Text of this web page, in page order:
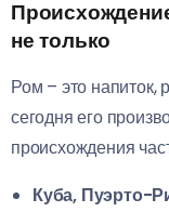
не только
Ром – это напиток,
сегодня его
происхождения
Куба, Пуэрто-